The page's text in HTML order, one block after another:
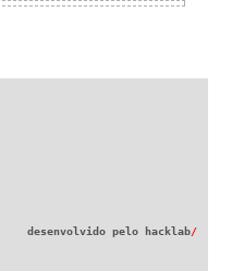
desenvolvido pelo hacklab/